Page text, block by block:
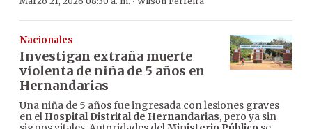
Nacionales
Investigan extraña muerte
violenta de niña de 5 años en
Hernandarias
Una niña de 5 años fue ingresada con lesiones graves
en el Hospital Distrital de Hernandarias, pero ya sin